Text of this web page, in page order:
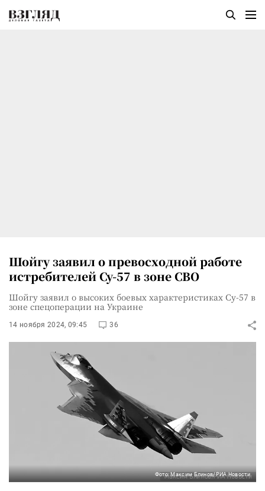
Шойгу заявил о превосходной работе
истребителей Су-57 в зоне СВО
Шойгу заявил о высоких боевых характеристиках Су-57 в
зоне спецоперации на Украине
14 ноября 2024, 09:45 36
Фото: Максим Блинов/РИА Новости